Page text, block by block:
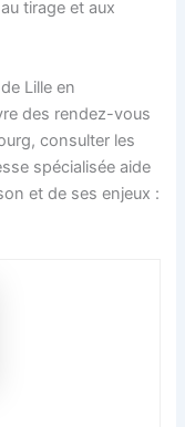
tirage et aux
Lille en
des rendez-vous
consulter les
spécialisée aide
et de ses enjeux :